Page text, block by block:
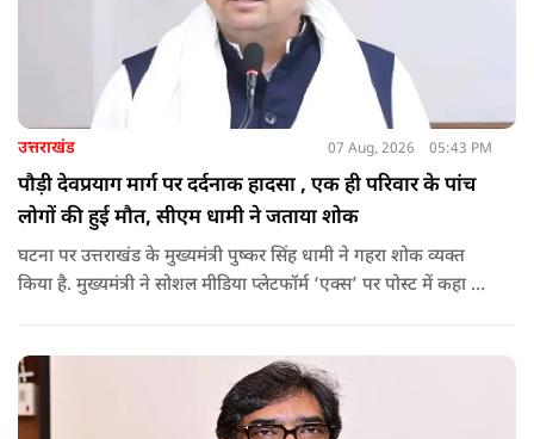
उत्तराखंड 07 Aug, 2026 05:43 PM
पौड़ी देवप्रयाग मार्ग पर दर्दनाक हादसा , एक ही परिवार के पांच
लोगों की हुई मौत, सीएम धामी ने जताया शोक
घटना पर उत्तराखंड के मुख्यमंत्री पुष्कर सिंह धामी ने गहरा शोक व्यक्त
किया है. मुख्यमंत्री ने सोशल मीडिया प्लेटफॉर्म ‘एक्स’ पर पोस्ट में कहा कि
उपचार तथा गंभीर रूप से घायलों को आवश्यकता पड़ने पर एयरलिफ्ट कर
उच्च चिकित्सा केंद्रों में रेफर करने के निर्देश दिए हैं.